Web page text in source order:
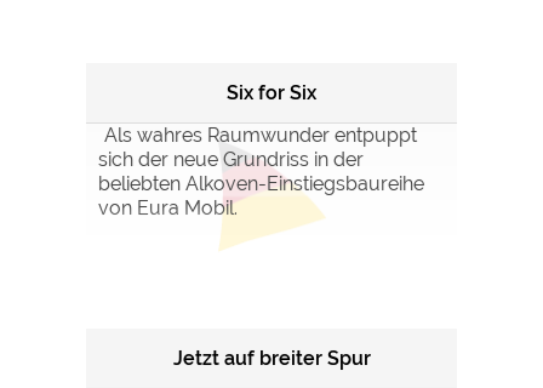
Six for Six
Als wahres Raumwunder entpuppt
sich der neue Grundriss in der
beliebten Alkoven-Einstiegsbaureihe
von Eura Mobil.
Jetzt auf breiter Spur